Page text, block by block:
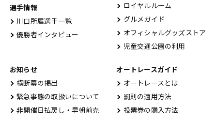
選手情報
川口所属選手一覧
優勝者インタビュー
ロイヤルルーム
グルメガイド
オフィシャルグッズストア
児童交通公園の利用
お知らせ
横断幕の掲出
緊急事態の取扱いについて
非開催日払戻し・早朝前売
オートレースガイド
オートレースとは
罰則の適用方法
投票券の購入方法